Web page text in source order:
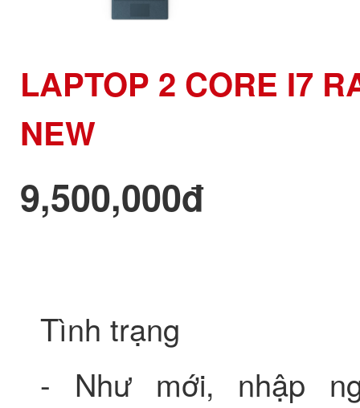
LAPTOP 2 CORE I7
NEW
9,500,000đ
Tình trạng
- Như mới, nhập